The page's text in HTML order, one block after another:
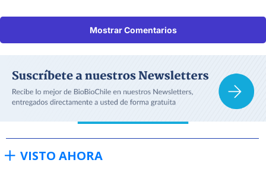
Mostrar Comentarios
VISTO AHORA